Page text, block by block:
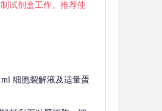
试剂盒工作。推荐使
细胞裂解液及适量蛋